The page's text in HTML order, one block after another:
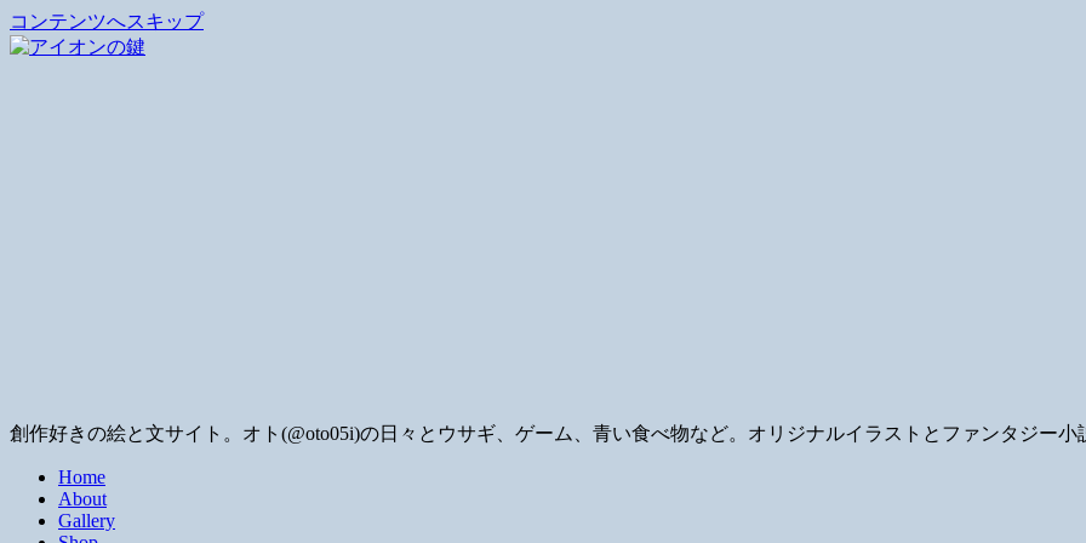
コンテンツへスキップ
創作好きの絵と文サイト。オト(@oto05i)の日々とウサギ、ゲーム、青い食べ物など。オリジナルイラストとファンタジー小
Home
About
Gallery